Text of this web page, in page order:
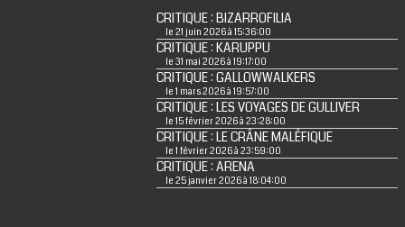
CRITIQUE : BIZARROFILIA
le 21 juin 2026 à 15:36:00
CRITIQUE : KARUPPU
le 31 mai 2026 à 19:17:00
CRITIQUE : GALLOWWALKERS
le 1 mars 2026 à 19:57:00
CRITIQUE : LES VOYAGES DE GULLIVER
le 15 février 2026 à 23:28:00
CRITIQUE : LE CRÂNE MALÉFIQUE
le 1 février 2026 à 23:59:00
CRITIQUE : ARENA
le 25 janvier 2026 à 18:04:00